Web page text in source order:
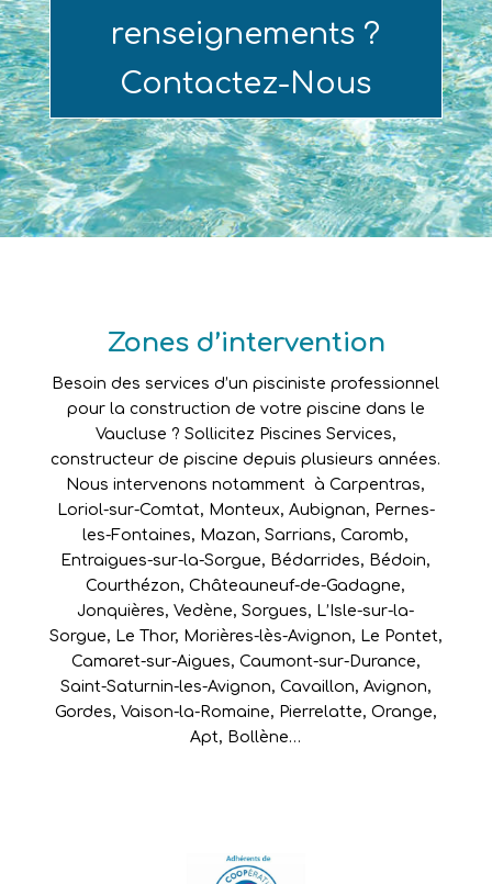
renseignements ?
Contactez-Nous
Zones d’intervention
Besoin des services d’un pisciniste professionnel
pour la construction de votre piscine dans le
Vaucluse ? Sollicitez Piscines Services,
constructeur de piscine depuis plusieurs années.
Nous intervenons notamment àCarpentras,
Loriol-sur-Comtat, Monteux, Aubignan, Pernes-
les-Fontaines, Mazan,Sarrians,Caromb,
Entraigues-sur-la-Sorgue, Bédarrides, Bédoin,
Courthézon,Châteauneuf-de-Gadagne,
Jonquières,Vedène,Sorgues, L’Isle-sur-la-
Sorgue, Le Thor, Morières-lès-Avignon, Le Pontet,
Camaret-sur-Aigues, Caumont-sur-Durance,
Saint-Saturnin-les-Avignon, Cavaillon, Avignon,
Gordes, Vaison-la-Romaine, Pierrelatte, Orange,
Apt, Bollène…